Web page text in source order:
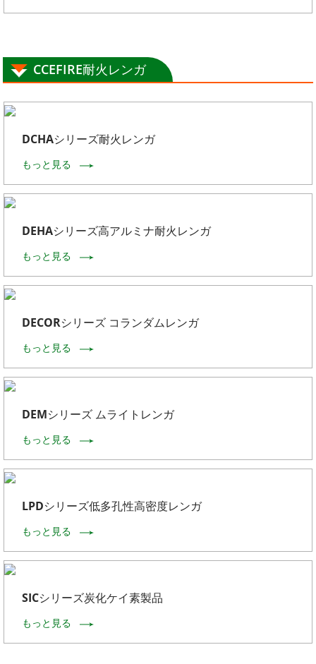
CCEFIRE耐火レンガ
DCHAシリーズ耐火レンガ
もっと見る
DEHAシリーズ高アルミナ耐火レンガ
もっと見る
DECORシリーズ コランダムレンガ
もっと見る
DEMシリーズ ムライトレンガ
もっと見る
LPDシリーズ低多孔性高密度レンガ
もっと見る
SICシリーズ炭化ケイ素製品
もっと見る